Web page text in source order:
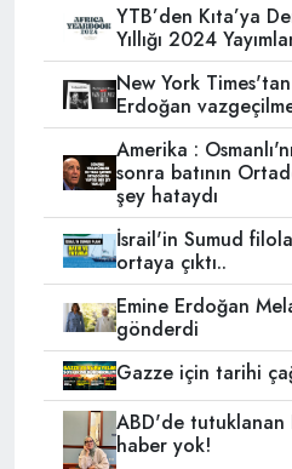
YTB’den Kıta’ya
Yıllığı 2024
New York
Erdoğan
Amerika :
sonra batının
şey hataydı
İsrail'in Sumud
ortaya çıktı..
Emine Erdoğan
gönderdi
Gazze için tarihi
ABD'de tutuklanan
haber yok!